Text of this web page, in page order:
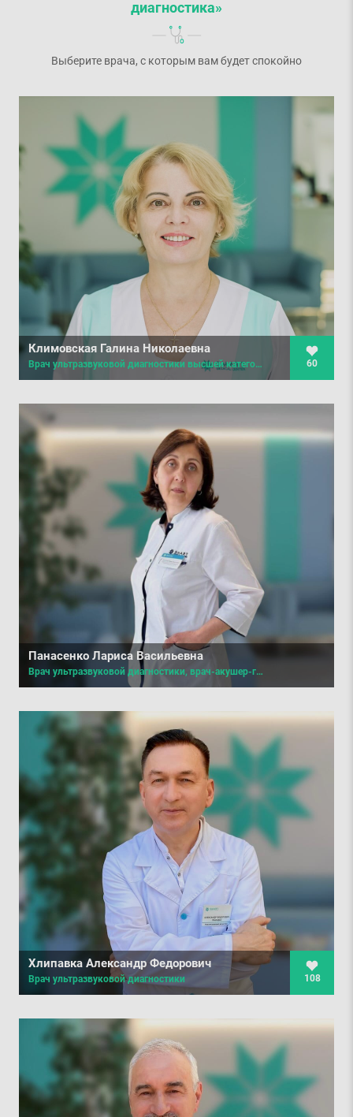
диагностика»
Выберите врача, с которым вам будет спокойно
60
Климовская Галина Николаевна
Врач ультразвуковой диагностики высшей категории
Панасенко Лариса Васильевна
Врач ультразвуковой диагностики, врач-акушер-гинеколог высшей категории
108
Хлипавка Александр Федорович
Врач ультразвуковой диагностики